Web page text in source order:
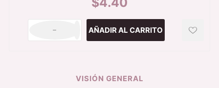
h
VISIÓN GENERAL